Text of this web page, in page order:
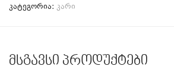
კატეგორია: კარი
მსგავსი პროდუქტები